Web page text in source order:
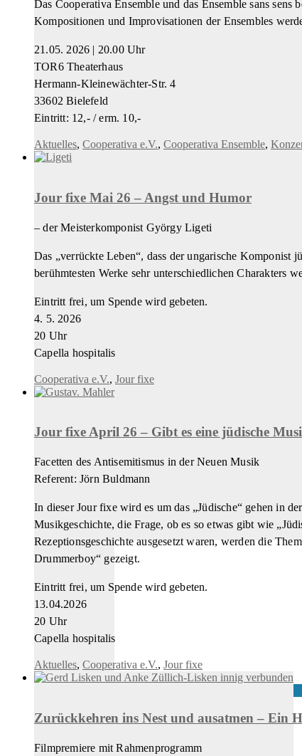
Das Cooperativa Ensemble und das Ensemble sans
Kompositionen und Improvisationen der Ensembles
21.05. 2026 | 20.00 Uhr
TOR6 Theaterhaus
Hermann-Kleinewächter-Str. 4
33602 Bielefeld
Eintritt: 12,- / erm. 10,-
Aktuelles, Cooperativa e.V., Cooperativa Ensemble,
Jour fixe Mai 26 – Angst und Humor
– der Meisterkomponist György Ligeti
Das „verrückte Leben“, dass der ungarische
berühmtesten Werke sehr unterschiedlichen Charakters
Eintritt frei, um Spende wird gebeten.
4. 5. 2026
20 Uhr
Capella hospitalis
Cooperativa e.V., Jour fixe
Jour fixe April 26 – Gibt es eine jüdische
Facetten des Antisemitismus in der Neuen Musik
Referent: Jörn Buldmann
In dieser Jour fixe wird es um das „Jüdische“ gehen in
Musikgeschichte, die Frage, ob es so etwas gibt wie
Rezeptionsgeschichte ausgesetzt waren, werden die
Drummerboy“ gezeigt.
Eintritt frei, um Spende wird gebeten.
13.04.2026
20 Uhr
Capella hospitalis
Aktuelles, Cooperativa e.V., Jour fixe
Zurückkehren ins Nest und ausatmen – Ein
Filmpremiere mit Rahmenprogramm